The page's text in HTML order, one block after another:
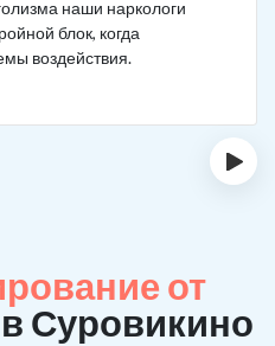
наши наркологи
блок, когда
воздействия.
›
от
Суровикино